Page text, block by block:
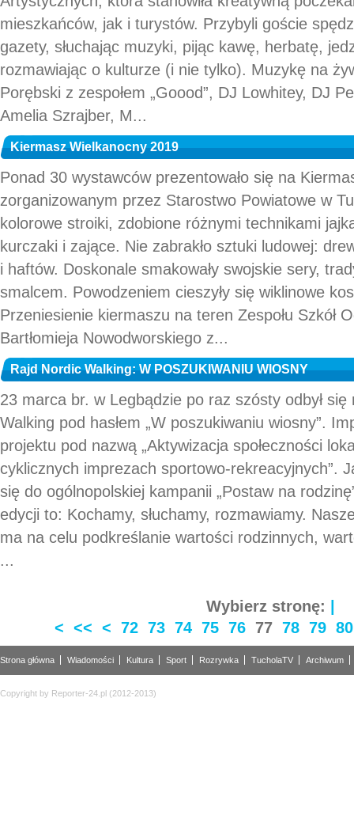
mieszkańców, jak i turystów. Przybyli goście
gazety, słuchając muzyki, pijąc kawę, herbatę,
rozmawiając o kulturze (i nie tylko). Muzykę na
Porębski z zespołem „Goood”, DJ Lowhitey, DJ
Amelia Szrajber, M...
Kiermasz Wielkanocny 2019
Ponad 30 wystawców prezentowało się na
zorganizowanym przez Starostwo Powiatowe w
kolorowe stroiki, zdobione różnymi technikami
kurczaki i zające. Nie zabrakło sztuki ludowej:
i haftów. Doskonale smakowały swojskie sery,
smalcem. Powodzeniem cieszyły się wiklinowe
Przeniesienie kiermaszu na teren Zespołu Szkół
Bartłomieja Nowodworskiego z...
Rajd Nordic Walking: W POSZUKIWANIU WIOSNY
23 marca br. w Legbądzie po raz szósty odbył
Walking pod hasłem „W poszukiwaniu wiosny”.
projektu pod nazwą „Aktywizacja społeczności
cyklicznych imprezach sportowo-rekreacyjnych”.
się do ogólnopolskiej kampanii „Postaw na
edycji to: Kochamy, słuchamy, rozmawiamy.
ma na celu podkreślanie wartości rodzinnych,
...
Wybierz stronę: |
< << < 72 73 74 75 76 77 78 79 80
Strona główna Wiadomości Kultura Sport Rozrywka TucholaTV Archiwum
Copyright by Reporter-24.pl (2012-2013)